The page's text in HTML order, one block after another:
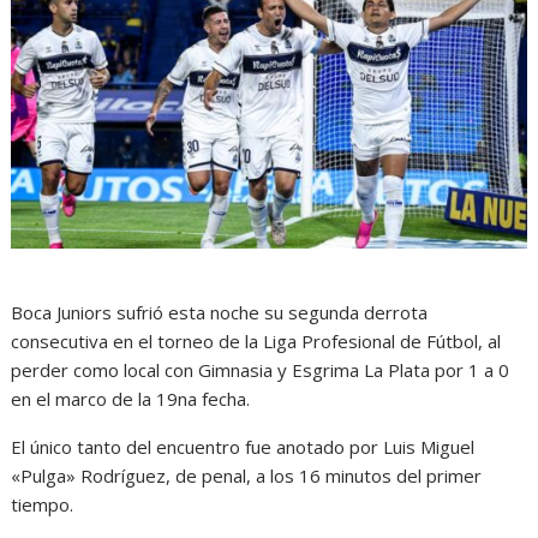
Boca Juniors sufrió esta noche su segunda derrota
consecutiva en el torneo de la Liga Profesional de Fútbol, al
perder como local con Gimnasia y Esgrima La Plata por 1 a 0
en el marco de la 19na fecha.
El único tanto del encuentro fue anotado por Luis Miguel
«Pulga» Rodríguez, de penal, a los 16 minutos del primer
tiempo.